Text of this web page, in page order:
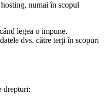
numai în scopul
legea o impune.
dvs. către terți în scopuri
drepturi: